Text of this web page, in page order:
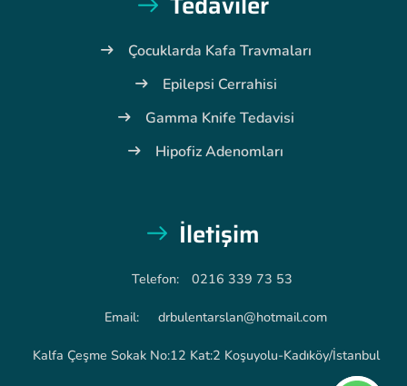
Çocuklarda Kafa Travmaları
Epilepsi Cerrahisi
Gamma Knife Tedavisi
Hipofiz Adenomları
İletişim
Telefon: 0216 339 73 53
Email: drbulentarslan@hotmail.com
Kalfa Çeşme Sokak No:12 Kat:2 Koşuyolu-Kadıköy/İstanbul